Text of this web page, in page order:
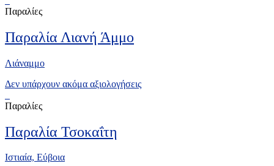
Παραλίες
Παραλία Λιανή Άμμο
Λιάναμμο
Δεν υπάρχουν ακόμα αξιολογήσεις
Παραλίες
Παραλία Τσοκαΐτη
Ιστιαία, Εύβοια